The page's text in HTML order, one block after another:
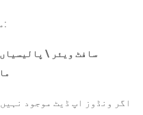
مرحلہ 2. مندرجہ ذیل مقام پر جائیں:
اگر ونڈوز اپ ڈیٹ موجود